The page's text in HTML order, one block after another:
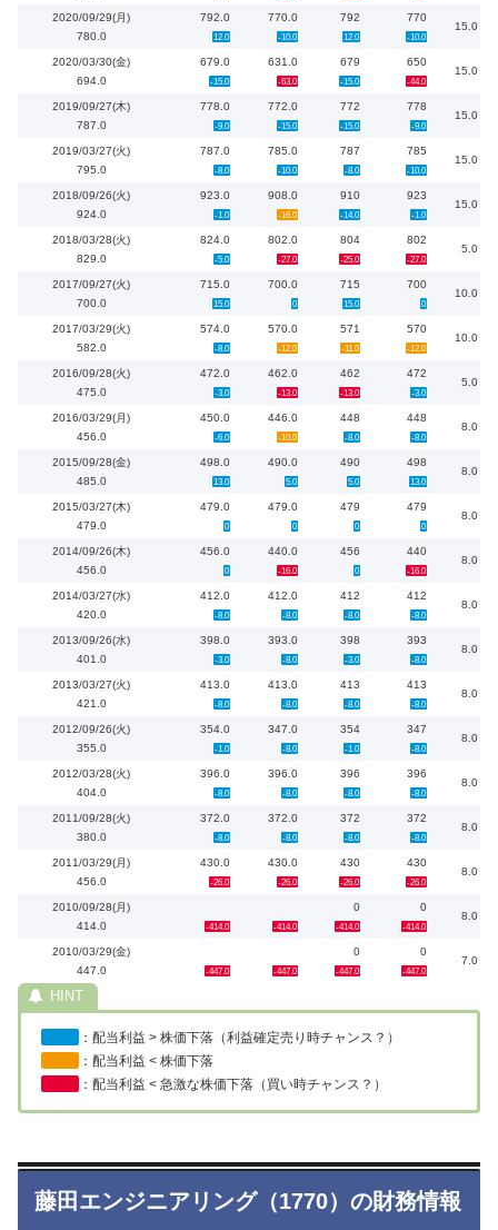
2020/09/29(月)
780.0
792.0
12.0
770.0
-10.0
792
12.0
770
-10.0
15.0
2020/03/30(金)
694.0
679.0
-15.0
631.0
-63.0
679
-15.0
650
-44.0
15.0
2019/09/27(木)
787.0
778.0
-9.0
772.0
-15.0
772
-15.0
778
-9.0
15.0
2019/03/27(火)
795.0
787.0
-8.0
785.0
-10.0
787
-8.0
785
-10.0
15.0
2018/09/26(火)
924.0
923.0
-1.0
908.0
-16.0
910
-14.0
923
-1.0
15.0
2018/03/28(火)
829.0
824.0
-5.0
802.0
-27.0
804
-25.0
802
-27.0
5.0
2017/09/27(火)
700.0
715.0
15.0
700.0
0
715
15.0
700
0
10.0
2017/03/29(火)
582.0
574.0
-8.0
570.0
-12.0
571
-11.0
570
-12.0
10.0
2016/09/28(火)
475.0
472.0
-3.0
462.0
-13.0
462
-13.0
472
-3.0
5.0
2016/03/29(月)
456.0
450.0
-6.0
446.0
-10.0
448
-8.0
448
-8.0
8.0
2015/09/28(金)
485.0
498.0
13.0
490.0
5.0
490
5.0
498
13.0
8.0
2015/03/27(木)
479.0
479.0
0
479.0
0
479
0
479
0
8.0
2014/09/26(木)
456.0
456.0
0
440.0
-16.0
456
0
440
-16.0
8.0
2014/03/27(水)
420.0
412.0
-8.0
412.0
-8.0
412
-8.0
412
-8.0
8.0
2013/09/26(水)
401.0
398.0
-3.0
393.0
-8.0
398
-3.0
393
-8.0
8.0
2013/03/27(火)
421.0
413.0
-8.0
413.0
-8.0
413
-8.0
413
-8.0
8.0
2012/09/26(火)
355.0
354.0
-1.0
347.0
-8.0
354
-1.0
347
-8.0
8.0
2012/03/28(火)
404.0
396.0
-8.0
396.0
-8.0
396
-8.0
396
-8.0
8.0
2011/09/28(火)
380.0
372.0
-8.0
372.0
-8.0
372
-8.0
372
-8.0
8.0
2011/03/29(月)
456.0
430.0
-26.0
430.0
-26.0
430
-26.0
430
-26.0
8.0
2010/09/28(月)
414.0
-414.0 -414.0
0
-414.0
0
-414.0
8.0
2010/03/29(金)
447.0
-447.0 -447.0
0
-447.0
0
-447.0
7.0
：配当利益 > 株価下落（利益確定売り時チャンス？）
：配当利益 < 株価下落
：配当利益 < 急激な株価下落（買い時チャンス？）
藤田エンジニアリング（1770）の財務情報